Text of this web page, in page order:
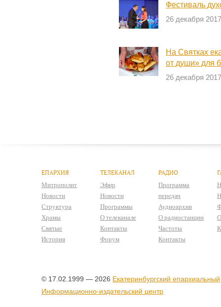
Фестиваль
26 декабря
На Святках
от души» для
26 декабря
ЕПАРХИЯ
Митрополит
Новости
Структура
Храмы
Святые
История
ТЕЛЕКАНАЛ
Эфир
Новости
Программы
О телеканале
Контакты
Форум
РАДИО
Программа
передач
Аудиоархив
О радиостанции
Частоты
Контакты
© 17.02.1999 — 2026 Екатеринбургский епархиальный
Информационно-издательский центр